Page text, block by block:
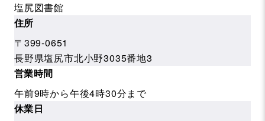
塩尻図書館
住所
〒399-0651
長野県塩尻市北小野3035番地3
営業時間
午前9時から午後4時30分まで
休業日